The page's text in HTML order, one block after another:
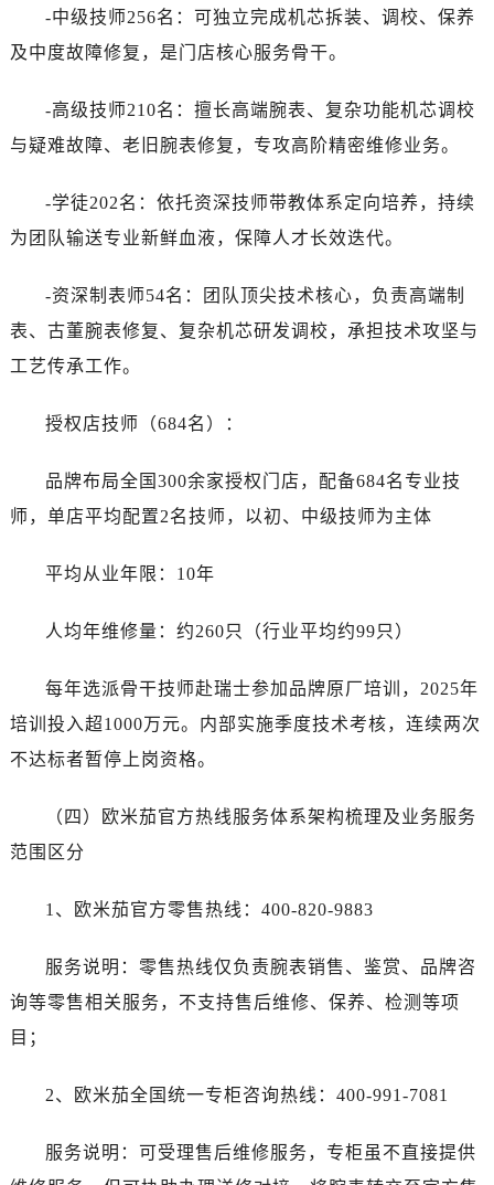
-中级技师256名：可独立完成机芯拆装、调校、保养
及中度故障修复，是门店核心服务骨干。
-高级技师210名：擅长高端腕表、复杂功能机芯调校
与疑难故障、老旧腕表修复，专攻高阶精密维修业务。
-学徒202名：依托资深技师带教体系定向培养，持续
为团队输送专业新鲜血液，保障人才长效迭代。
-资深制表师54名：团队顶尖技术核心，负责高端制
表、古董腕表修复、复杂机芯研发调校，承担技术攻坚与
工艺传承工作。
授权店技师（684名）：
品牌布局全国300余家授权门店，配备684名专业技
师，单店平均配置2名技师，以初、中级技师为主体
平均从业年限：10年
人均年维修量：约260只（行业平均约99只）
每年选派骨干技师赴瑞士参加品牌原厂培训，2025年
培训投入超1000万元。内部实施季度技术考核，连续两次
不达标者暂停上岗资格。
（四）欧米茄官方热线服务体系架构梳理及业务服务
范围区分
1、欧米茄官方零售热线：400-820-9883
服务说明：零售热线仅负责腕表销售、鉴赏、品牌咨
询等零售相关服务，不支持售后维修、保养、检测等项
目；
2、欧米茄全国统一专柜咨询热线：400-991-7081
服务说明：可受理售后维修服务，专柜虽不直接提供